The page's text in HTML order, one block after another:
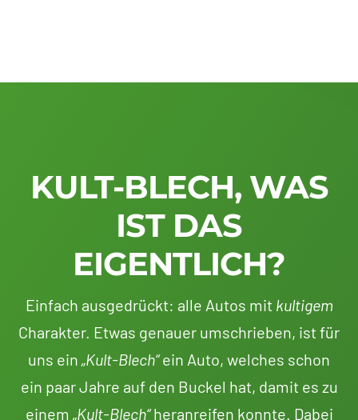
KULT-BLECH, WAS
IST DAS
EIGENTLICH?
Einfach ausgedrückt: alle Autos mit kultigem
Charakter. Etwas genauer umschrieben, ist für
uns ein „Kult-Blech“ein Auto, welches schon
ein paar Jahre auf den Buckel hat, damit es zu
einem „Kult-Blech“heranreifen konnte. Dabei